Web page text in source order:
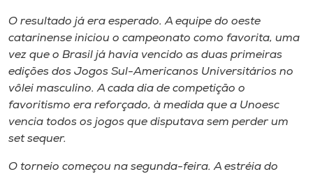
O resultado já era esperado. A equipe do oeste
catarinense iniciou o campeonato como favorita, uma
vez que o Brasil já havia vencido as duas primeiras
edições dos Jogos Sul-Americanos Universitários no
vôlei masculino. A cada dia de competição o
favoritismo era reforçado, à medida que a Unoesc
vencia todos os jogos que disputava sem perder um
set sequer.
O torneio começou na segunda-feira. A estréia do